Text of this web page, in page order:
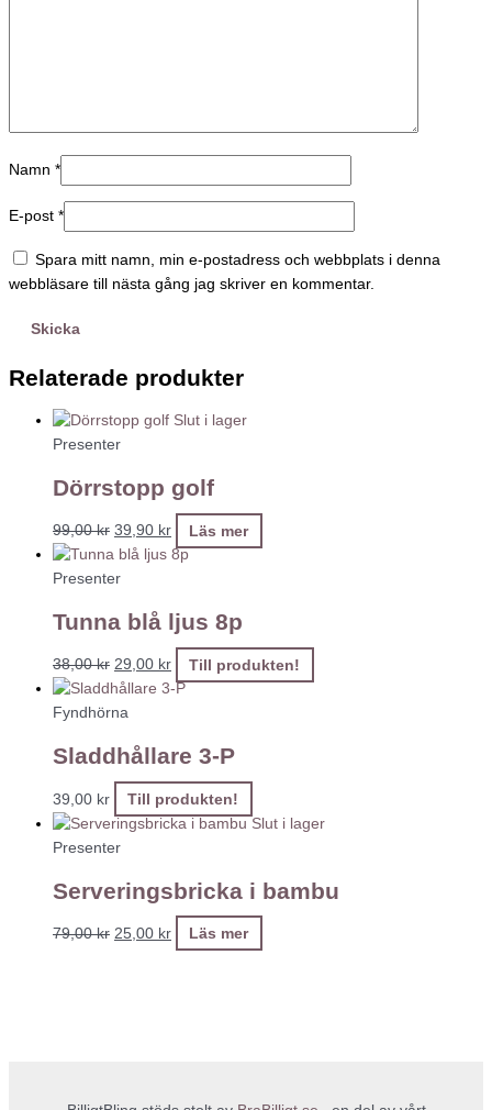
Namn *
E-post *
Spara mitt namn, min e-postadress och webbplats i denna
webbläsare till nästa gång jag skriver en kommentar.
Relaterade produkter
Slut i lager
Presenter
Dörrstopp golf
99,00kr 39,90 kr Läs mer
Presenter
Tunna blå ljus 8p
38,00kr 29,00 kr Till produkten!
Fyndhörna
Sladdhållare 3-P
39,00 kr
Till produkten!
Slut i lager
Presenter
Serveringsbricka i bambu
79,00kr 25,00 kr Läs mer